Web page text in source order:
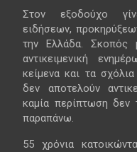
Στον εξοδούχο
ειδήσεων,
την Ελλάδα. Σκοπός
αντικειμενική
κείμενα και τα
δεν αποτελούν
καμία περίπτωση δεν
παραπάνω.
55 χρόνια